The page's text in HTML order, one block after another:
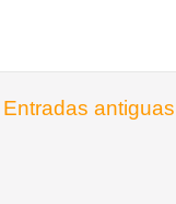
Entradas antiguas